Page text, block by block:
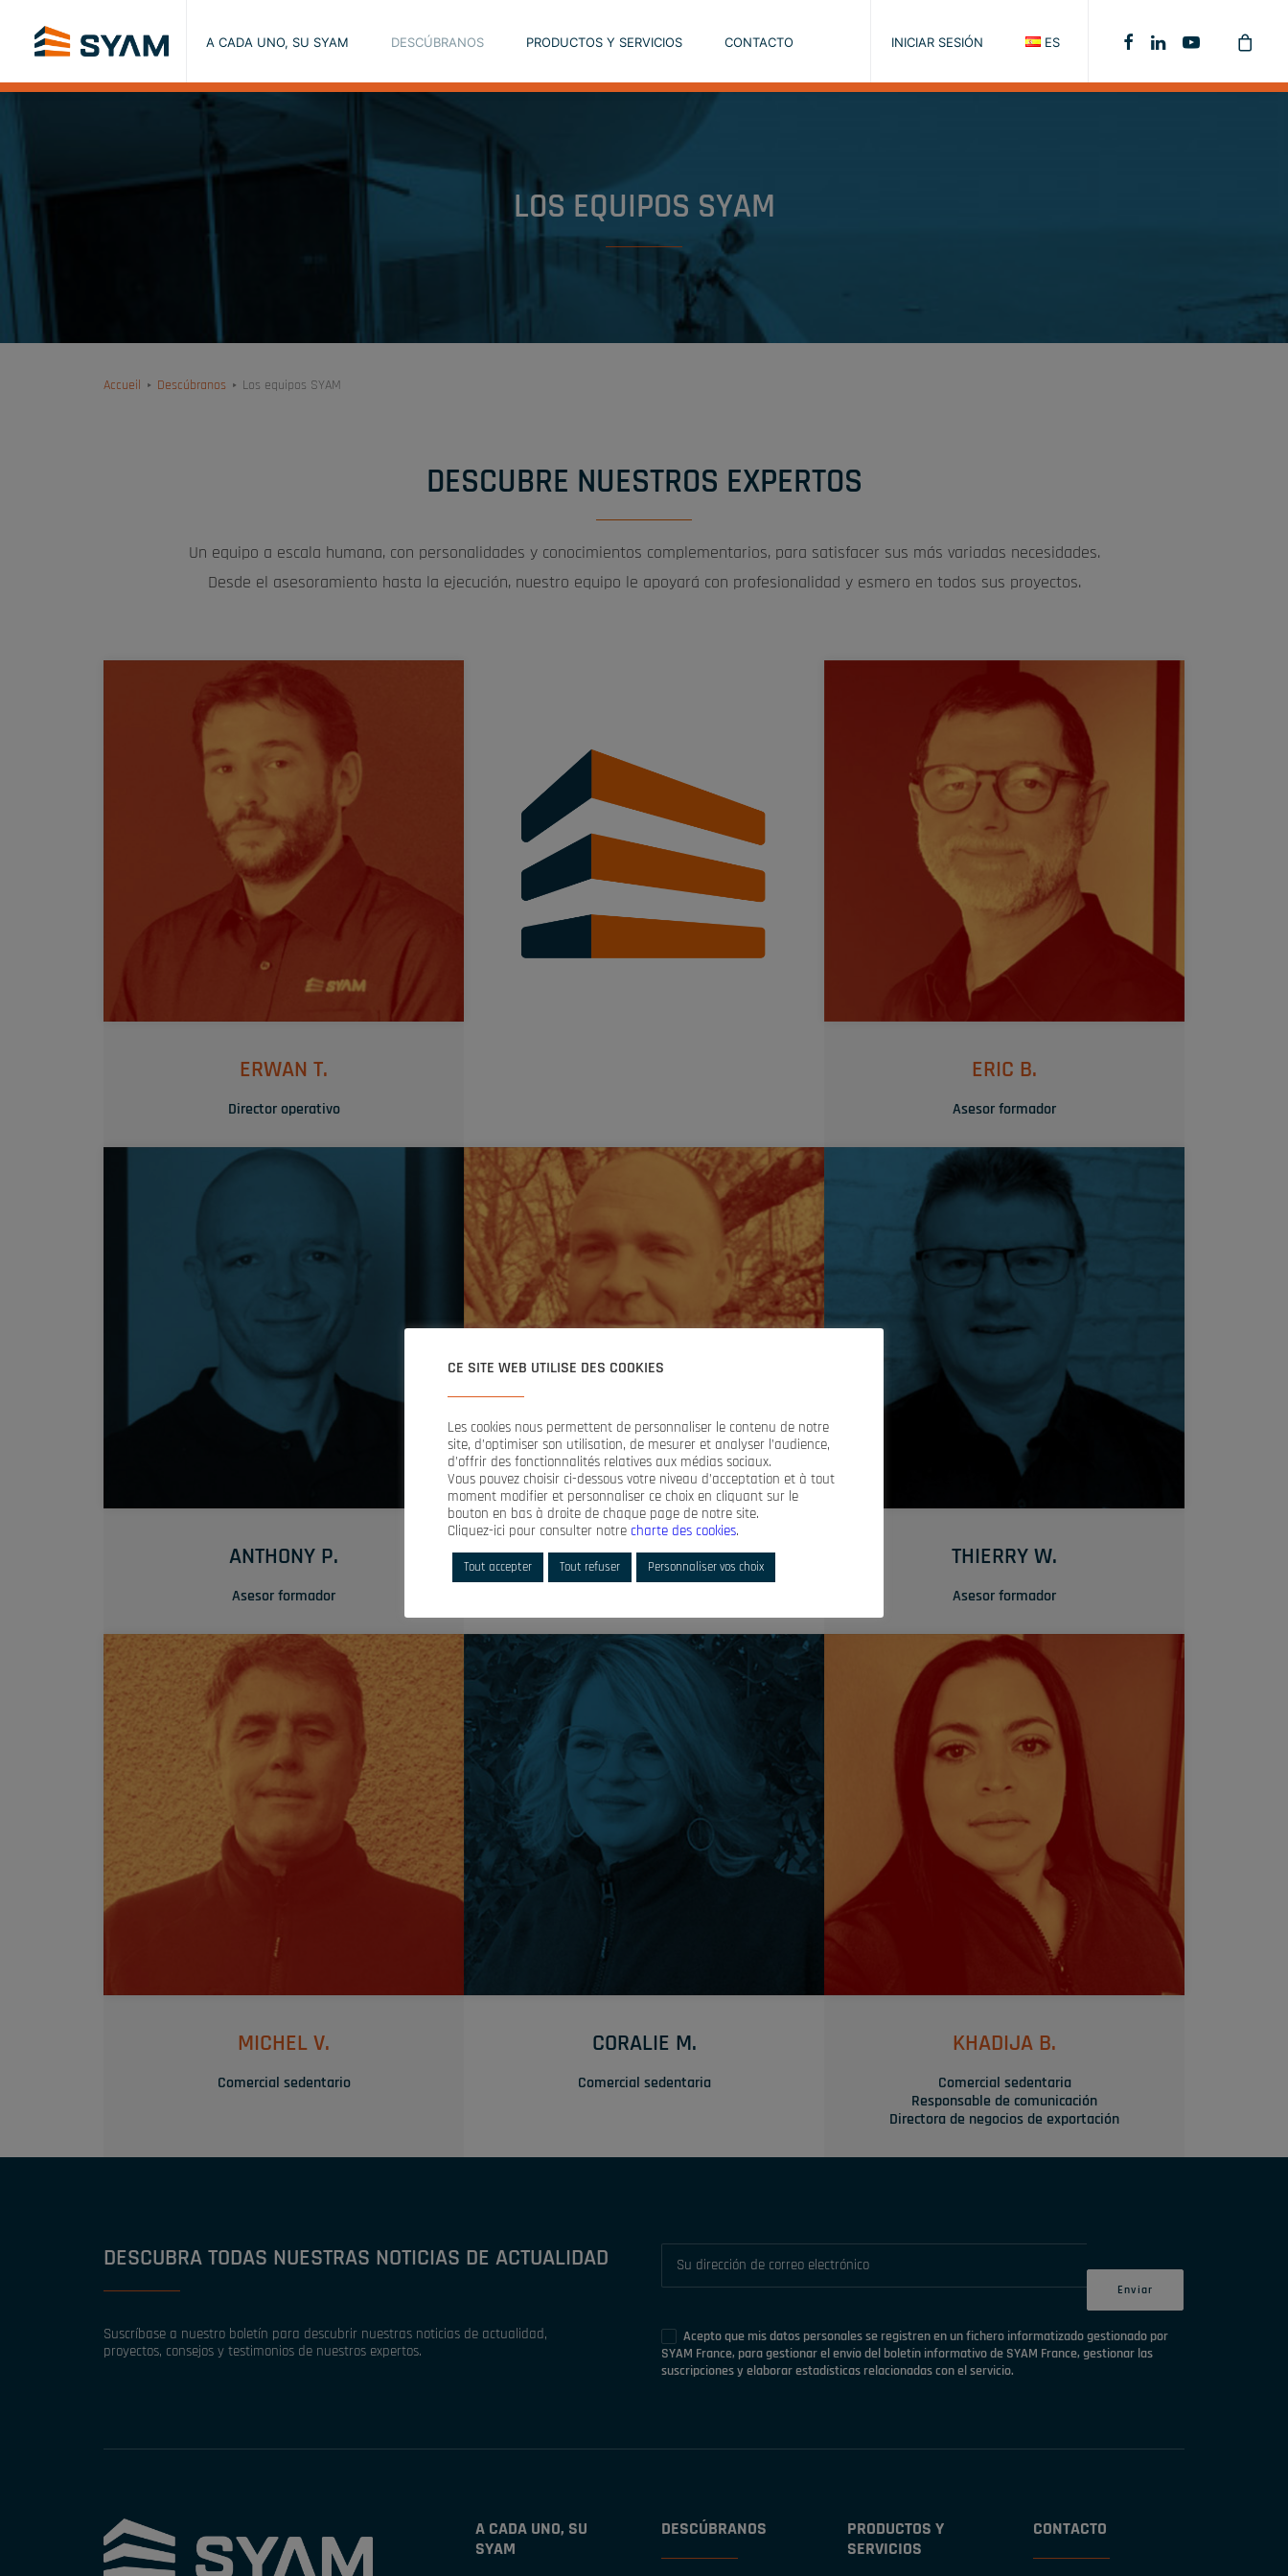
A CADA UNO, SU SYAM DESCÚBRANOS PRODUCTOS Y SERVICIOS CONTACTO INICIAR SESIÓN ES
LOS EQUIPOS SYAM
Accueil Descúbranos Los equipos SYAM
DESCUBRE NUESTROS EXPERTOS
Un equipo a escala humana, con personalidades y conocimientos complementarios, para satisfacer sus más variadas necesidades.
Desde el asesoramiento hasta la ejecución, nuestro equipo le apoyará con profesionalidad y esmero en todos sus proyectos.
« Mi motivación diaria es ser un buen director de
orquesta para que cada departamento y cada
empleado trabaje en las mejores condiciones y
desee superarse a sí mismo para satisfacer a
nuestros clientes y alcanzar nuestros objetivos »
SU TRUQUITO
Su sentido del humor y su capacidad de réplica le
permiten apaciguar cualquier situación delicada.
ERWAN T.
Director operativo
« Nada me hace más feliz que salir de un curso de
formación y oír a los participantes decirme que, a
pesar de sus prejuicios iniciales, están encantados
con el tiempo que han dedicado a la formación y
que les ha permitido tomar conciencia de muchas
cosas »
SU TRUQUITO
Su compromiso y pedagogía no dejan a nadie de
lado.
ERIC B.
Asesor formador
« Ofrecer un producto que salva vidas y formar a la
gente para que lo utilice: es una verdadera
vocación. »
SU TRUQUITO
Sociable y sensible, es un formador muy apreciado.
ANTHONY P.
Asesor formador
« Escuchar es un requisito sine qua non para una
formación exitosa. La experiencia de nuestros
clientes nos enriquece cada día, resultando un
verdadero intercambio de experiencias »
SU TRUQUITO
interlocutor privilegiado.
CHRISTOPHE B.
« Entablar una relación de confianza con una
cliente es mi motivación principal »
Su humor no deja indiferente a nadie, permitiéndole
transmitir a menudo los mensajes adecuados.
THIERRY W.
Asesor formador
« Cada día es una nueva experiencia y cada
experiencia debe dar esperanza a un nuevo día »
SU TRUQUITO
Su experiencia multisectorial es una ventaja para
MICHEL V.
Comercial sedentario
« Si quieres que la vida te sonría, apórtale tu buen
humor »
Su motivación y su perseverancia no tienen igual, lo
mismo que su buen humor y su sonrisa.
CORALIE M.
Comercial sedentaria
« La eficacia, la capacidad de reacción y la
satisfacción del cliente son los motores de mi
SU TRUQUITO
Es nuestra “navaja suiza” made in SYAM.
KHADIJA B.
Comercial sedentaria
Responsable de comunicación
Directora de negocios de exportación
DESCUBRA TODAS NUESTRAS NOTICIAS DE ACTUALIDAD
Suscríbase a nuestro boletín para descubrir nuestras noticias de actualidad,
proyectos, consejos y testimonios de nuestros expertos.
Acepto que mis datos personales se registren en un fichero informatizado gestionado por
SYAM France, para gestionar el envío del boletín informativo de SYAM France, gestionar las
suscripciones y elaborar estadísticas relacionadas con el servicio.
A CADA UNO, SU
SYAM
DESCÚBRANOS
PRODUCTOS Y
SERVICIOS
CONTACTO
CE SITE WEB UTILISE DES COOKIES
Les cookies nous permettent de personnaliser le contenu de notre
site, d’optimiser son utilisation, de mesurer et analyser l’audience,
d’offrir des fonctionnalités relatives aux médias sociaux.
Vous pouvez choisir ci-dessous votre niveau d’acceptation et à tout
moment modifier et personnaliser ce choix en cliquant sur le
bouton en bas à droite de chaque page de notre site.
Cliquez-ici pour consulter notre charte des cookies.
Tout accepter Tout refuser Personnaliser vos choix